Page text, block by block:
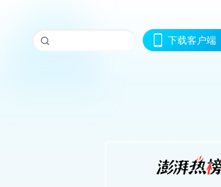
下载客户端